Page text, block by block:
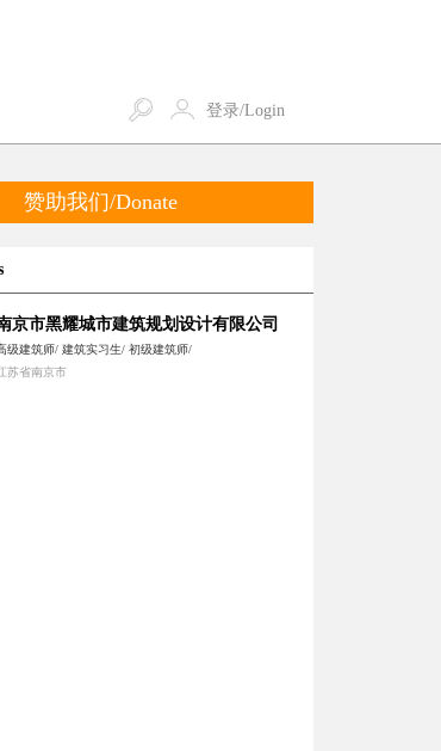
登录/Login
赞助我们/Donate
京市黑耀城市建筑规划设计有限公司
级建筑师/ 建筑实习生/ 初级建筑师/
苏省南京市